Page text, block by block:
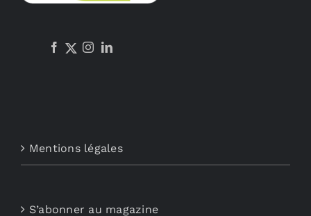
Mentions légales
S’abonner au magazine